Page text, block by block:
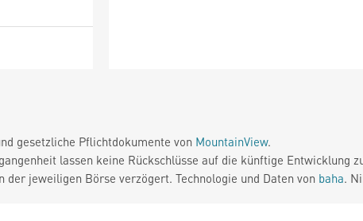
gesetzliche Pflichtdokumente von MountainView.
lassen keine Rückschlüsse auf die künftige Entwicklung
jeweiligen Börse verzögert. Technologie und Daten von baha.